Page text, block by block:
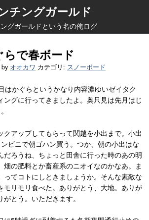
チングガールド
グガールドという名の俺ログ
で春ボード
by オオカワ カテゴリ: スノーボード
はかぐらというかなり内容濃ゆいゼイタク
ングに行ってきましたよ。奥只見は先月はじ
クアップしてもらって関越を小出まで。小出
ビニで朝ゴハン買う。つか、朝の小出はな
だろうね、ちょっと田舎に行った時のあの明
畑の肥料とか畜産系のニオイなのかなあ。ま
ってコトにしときましょうか。そんな素敵な
モリモリ食べた。ありがとう、大地。ありが
とう。いただきます。